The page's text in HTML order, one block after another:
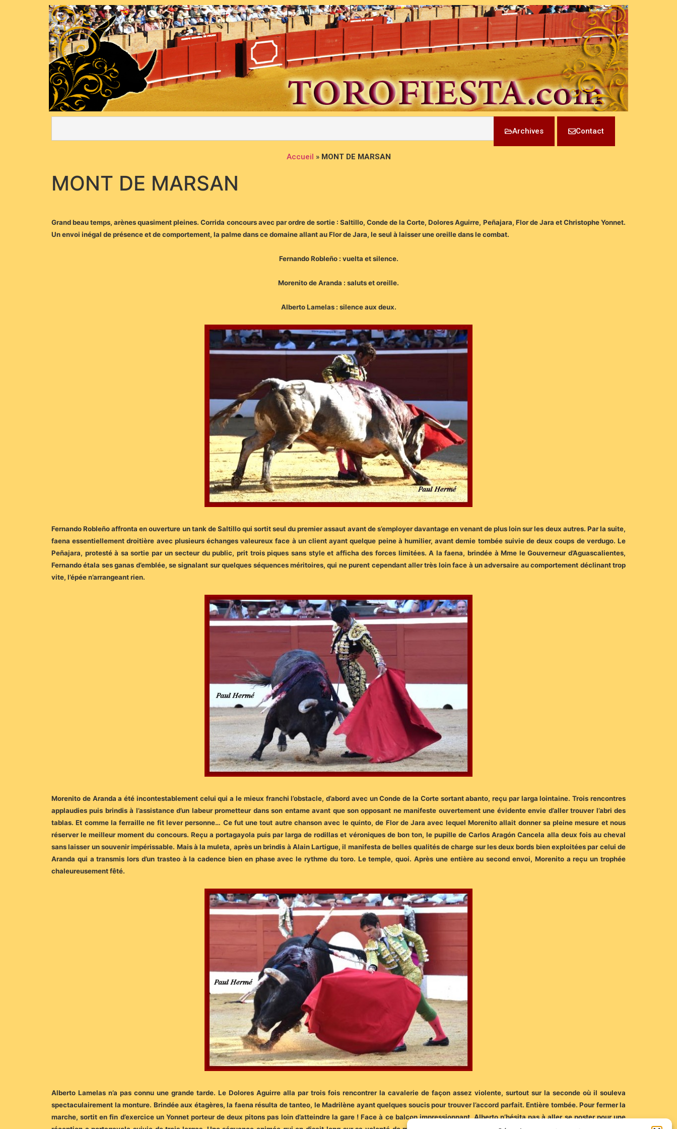
Archives Contact
Accueil » MONT DE MARSAN
MONT DE MARSAN
Grand beau temps, arènes quasiment pleines. Corrida concours avec par ordre de sortie : Saltillo, Conde de la Corte, Dolores Aguirre, Peñajara, Flor de Jara et Christophe Yonnet.
Un envoi inégal de présence et de comportement, la palme dans ce domaine allant au Flor de Jara, le seul à laisser une oreille dans le combat.
Fernando Robleño : vuelta et silence.
Morenito de Aranda : saluts et oreille.
Alberto Lamelas : silence aux deux.
Fernando Robleño affronta en ouverture un tank de Saltillo qui sortit seul du premier assaut avant de s’employer davantage en venant de plus loin sur les deux autres. Par la suite,
faena essentiellement droitière avec plusieurs échanges valeureux face à un client ayant quelque peine à humilier, avant demie tombée suivie de deux coups de verdugo. Le
Peñajara, protesté à sa sortie par un secteur du public, prit trois piques sans style et afficha des forces limitées. A la faena, brindée à Mme le Gouverneur d’Aguascalientes,
Fernando étala ses ganas d’emblée, se signalant sur quelques séquences méritoires, qui ne purent cependant aller très loin face à un adversaire au comportement déclinant trop
vite, l’épée n’arrangeant rien.
Morenito de Aranda a été incontestablement celui qui a le mieux franchi l’obstacle, d’abord avec un Conde de la Corte sortant abanto, reçu par larga lointaine. Trois rencontres
applaudies puis brindis à l’assistance d’un labeur prometteur dans son entame avant que son opposant ne manifeste ouvertement une évidente envie d’aller trouver l’abri des
tablas. Et comme la ferraille ne fit lever personne… Ce fut une tout autre chanson avec le quinto, de Flor de Jara avec lequel Morenito allait donner sa pleine mesure et nous
réserver le meilleur moment du concours. Reçu a portagayola puis par larga de rodillas et véroniques de bon ton, le pupille de Carlos Aragón Cancela alla deux fois au cheval
sans laisser un souvenir impérissable. Mais à la muleta, après un brindis à Alain Lartigue, il manifesta de belles qualités de charge sur les deux bords bien exploitées par celui de
Aranda qui a transmis lors d’un trasteo à la cadence bien en phase avec le rythme du toro. Le temple, quoi. Après une entière au second envoi, Morenito a reçu un trophée
chaleureusement fêté.
Alberto Lamelas n’a pas connu une grande tarde. Le Dolores Aguirre alla par trois fois rencontrer la cavalerie de façon assez violente, surtout sur la seconde où il souleva
spectaculairement la monture. Brindée aux étagères, la faena résulta de tanteo, le Madrilène ayant quelques soucis pour trouver l’accord parfait. Entière tombée. Pour fermer la
marche, sortit en fin d’exercice un Yonnet porteur de deux pitons pas loin d’atteindre la gare ! Face à ce balcon impressionnant, Alberto n’hésita pas à aller se poster pour une